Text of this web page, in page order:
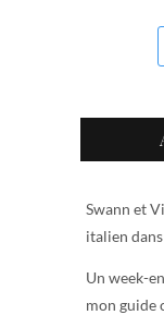
Swann et
italien
Un week-
mon guide